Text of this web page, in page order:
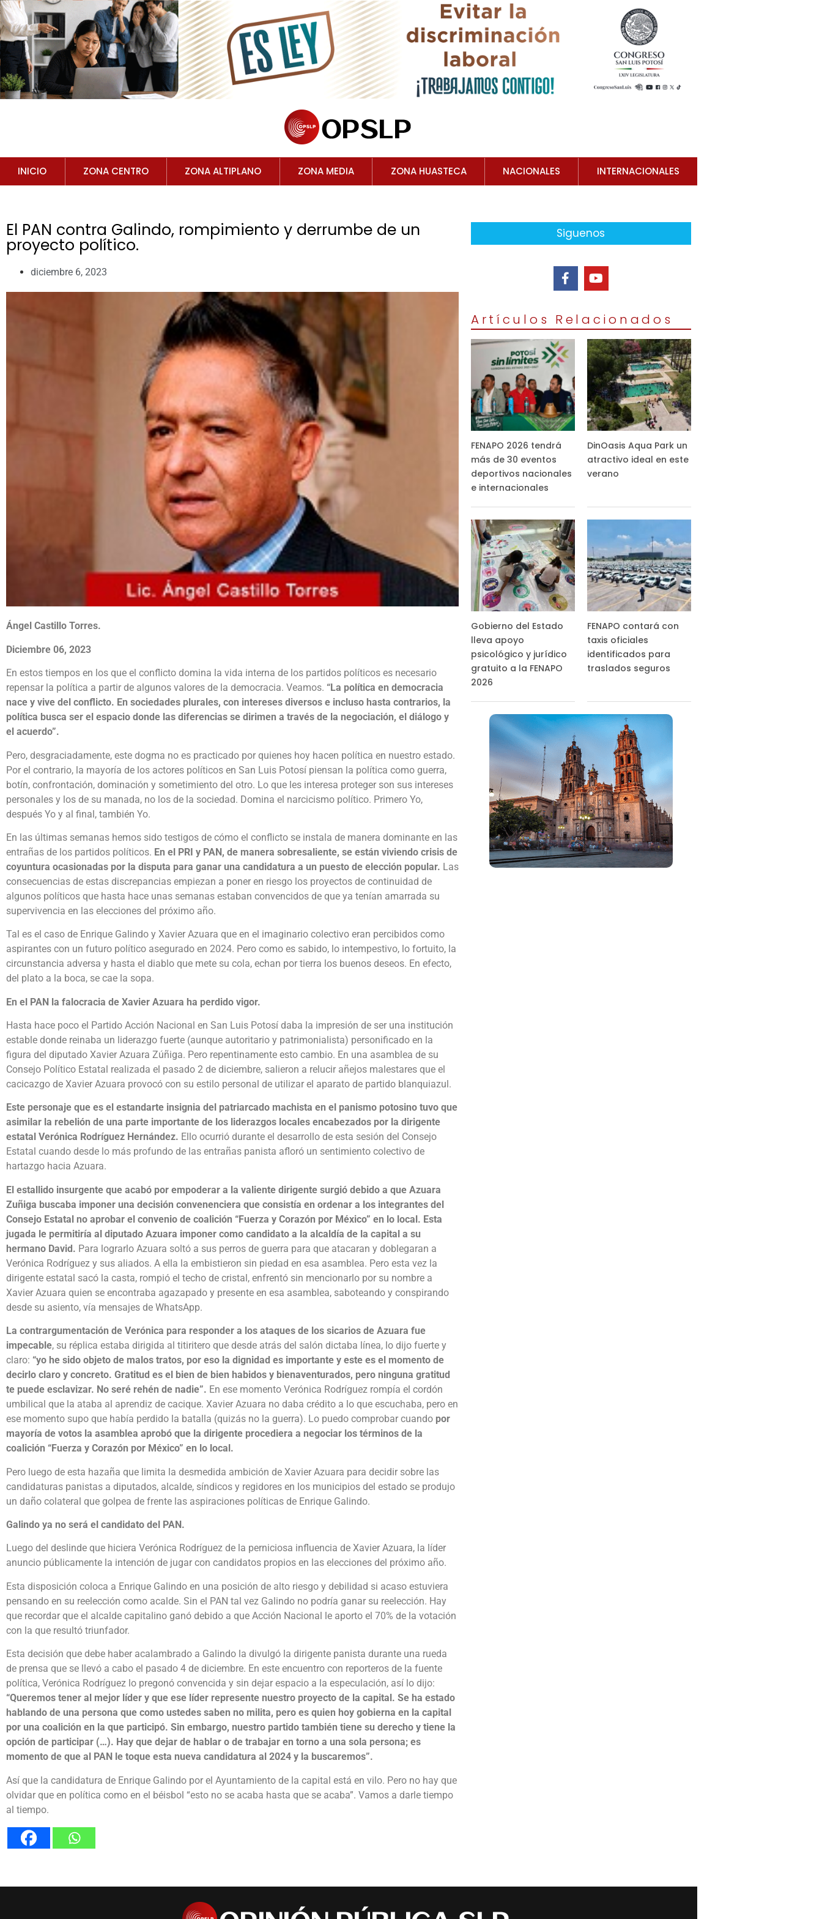
INICIO ZONA CENTRO ZONA ALTIPLANO ZONA MEDIA ZONA HUASTECA NACIONALES INTERNACIONALES
El PAN contra Galindo, rompimiento y derrumbe de un
proyecto político.
diciembre 6, 2023
Ángel Castillo Torres.
Diciembre 06, 2023
En estos tiempos en los que el conflicto domina la vida interna de los partidos políticos es necesario
repensar la política a partir de algunos valores de la democracia. Veamos. “La política en democracia
nace y vive del conflicto. En sociedades plurales, con intereses diversos e incluso hasta contrarios, la
política busca ser el espacio donde las diferencias se dirimen a través de la negociación, el diálogo y
el acuerdo”.
Pero, desgraciadamente, este dogma no es practicado por quienes hoy hacen política en nuestro estado.
Por el contrario, la mayoría de los actores políticos en San Luis Potosí piensan la política como guerra,
botín, confrontación, dominación y sometimiento del otro. Lo que les interesa proteger son sus intereses
personales y los de su manada, no los de la sociedad. Domina el narcicismo político. Primero Yo,
después Yo y al final, también Yo.
En las últimas semanas hemos sido testigos de cómo el conflicto se instala de manera dominante en las
entrañas de los partidos políticos. En el PRI y PAN, de manera sobresaliente, se están viviendo crisis de
coyuntura ocasionadas por la disputa para ganar una candidatura a un puesto de elección popular. Las
consecuencias de estas discrepancias empiezan a poner en riesgo los proyectos de continuidad de
algunos políticos que hasta hace unas semanas estaban convencidos de que ya tenían amarrada su
supervivencia en las elecciones del próximo año.
Tal es el caso de Enrique Galindo y Xavier Azuara que en el imaginario colectivo eran percibidos como
aspirantes con un futuro político asegurado en 2024. Pero como es sabido, lo intempestivo, lo fortuito, la
circunstancia adversa y hasta el diablo que mete su cola, echan por tierra los buenos deseos. En efecto,
del plato a la boca, se cae la sopa.
En el PAN la falocracia de Xavier Azuara ha perdido vigor.
Hasta hace poco el Partido Acción Nacional en San Luis Potosí daba la impresión de ser una institución
estable donde reinaba un liderazgo fuerte (aunque autoritario y patrimonialista) personificado en la
figura del diputado Xavier Azuara Zúñiga. Pero repentinamente esto cambio. En una asamblea de su
Consejo Político Estatal realizada el pasado 2 de diciembre, salieron a relucir añejos malestares que el
cacicazgo de Xavier Azuara provocó con su estilo personal de utilizar el aparato de partido blanquiazul.
Este personaje que es el estandarte insignia del patriarcado machista en el panismo potosino tuvo que
asimilar la rebelión de una parte importante de los liderazgos locales encabezados por la dirigente
estatal Verónica Rodríguez Hernández. Ello ocurrió durante el desarrollo de esta sesión del Consejo
Estatal cuando desde lo más profundo de las entrañas panista afloró un sentimiento colectivo de
hartazgo hacia Azuara.
El estallido insurgente que acabó por empoderar a la valiente dirigente surgió debido a que Azuara
Zuñiga buscaba imponer una decisión convenenciera que consistía en ordenar a los integrantes del
Consejo Estatal no aprobar el convenio de coalición “Fuerza y Corazón por México” en lo local. Esta
jugada le permitiría al diputado Azuara imponer como candidato a la alcaldía de la capital a su
hermano David. Para lograrlo Azuara soltó a sus perros de guerra para que atacaran y doblegaran a
Verónica Rodríguez y sus aliados. A ella la embistieron sin piedad en esa asamblea. Pero esta vez la
dirigente estatal sacó la casta, rompió el techo de cristal, enfrentó sin mencionarlo por su nombre a
Xavier Azuara quien se encontraba agazapado y presente en esa asamblea, saboteando y conspirando
desde su asiento, vía mensajes de WhatsApp.
La contrargumentación de Verónica para responder a los ataques de los sicarios de Azuara fue
impecable, su réplica estaba dirigida al titiritero que desde atrás del salón dictaba línea, lo dijo fuerte y
claro: “yo he sido objeto de malos tratos, por eso la dignidad es importante y este es el momento de
decirlo claro y concreto. Gratitud es el bien de bien habidos y bienaventurados, pero ninguna gratitud
te puede esclavizar. No seré rehén de nadie”. En ese momento Verónica Rodríguez rompía el cordón
umbilical que la ataba al aprendiz de cacique. Xavier Azuara no daba crédito a lo que escuchaba, pero en
ese momento supo que había perdido la batalla (quizás no la guerra). Lo puedo comprobar cuando por
mayoría de votos la asamblea aprobó que la dirigente procediera a negociar los términos de la
coalición “Fuerza y Corazón por México” en lo local.
Pero luego de esta hazaña que limita la desmedida ambición de Xavier Azuara para decidir sobre las
candidaturas panistas a diputados, alcalde, síndicos y regidores en los municipios del estado se produjo
un daño colateral que golpea de frente las aspiraciones políticas de Enrique Galindo.
Galindo ya no será el candidato del PAN.
Luego del deslinde que hiciera Verónica Rodríguez de la perniciosa influencia de Xavier Azuara, la líder
anuncio públicamente la intención de jugar con candidatos propios en las elecciones del próximo año.
Esta disposición coloca a Enrique Galindo en una posición de alto riesgo y debilidad si acaso estuviera
pensando en su reelección como acalde. Sin el PAN tal vez Galindo no podría ganar su reelección. Hay
que recordar que el alcalde capitalino ganó debido a que Acción Nacional le aporto el 70% de la votación
con la que resultó triunfador.
Esta decisión que debe haber acalambrado a Galindo la divulgó la dirigente panista durante una rueda
de prensa que se llevó a cabo el pasado 4 de diciembre. En este encuentro con reporteros de la fuente
política, Verónica Rodríguez lo pregonó convencida y sin dejar espacio a la especulación, así lo dijo:
“Queremos tener al mejor líder y que ese líder represente nuestro proyecto de la capital. Se ha estado
hablando de una persona que como ustedes saben no milita, pero es quien hoy gobierna en la capital
por una coalición en la que participó. Sin embargo, nuestro partido también tiene su derecho y tiene la
opción de participar (…). Hay que dejar de hablar o de trabajar en torno a una sola persona; es
momento de que al PAN le toque esta nueva candidatura al 2024 y la buscaremos”.
Así que la candidatura de Enrique Galindo por el Ayuntamiento de la capital está en vilo. Pero no hay que
olvidar que en política como en el béisbol “esto no se acaba hasta que se acaba”. Vamos a darle tiempo
al tiempo.
Siguenos
Artículos Relacionados
FENAPO 2026 tendrá
más de 30 eventos
deportivos nacionales
e internacionales
DinOasis Aqua Park un
atractivo ideal en este
verano
Gobierno del Estado
lleva apoyo
psicológico y jurídico
gratuito a la FENAPO
2026
FENAPO contará con
taxis oficiales
identificados para
traslados seguros